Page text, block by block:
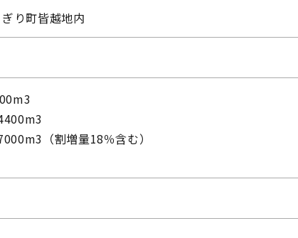
り町皆越地内
（割増量18％含む）